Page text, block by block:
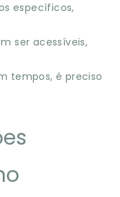
específicos,
ser acessíveis,
tempos, é preciso